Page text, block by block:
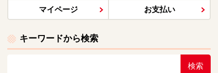
マイページ お支払い
キーワードから検索
検索